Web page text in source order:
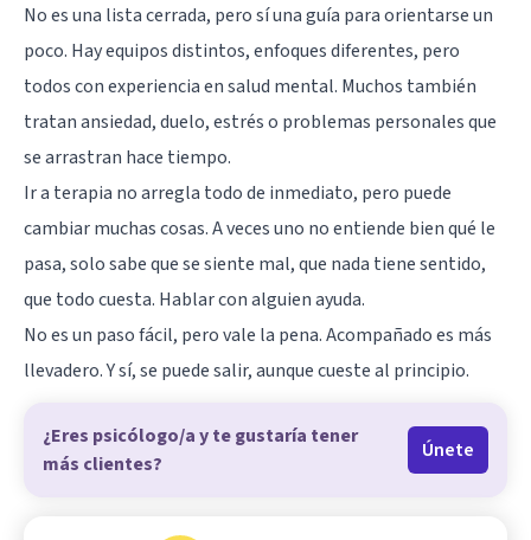
No es una lista cerrada, pero sí una guía para orientarse un
poco. Hay equipos distintos, enfoques diferentes, pero
todos con experiencia en salud mental. Muchos también
tratan ansiedad, duelo, estrés o problemas personales que
se arrastran hace tiempo.
Ir a terapia no arregla todo de inmediato, pero puede
cambiar muchas cosas. A veces uno no entiende bien qué le
pasa, solo sabe que se siente mal, que nada tiene sentido,
que todo cuesta. Hablar con alguien ayuda.
No es un paso fácil, pero vale la pena. Acompañado es más
llevadero. Y sí, se puede salir, aunque cueste al principio.
¿Eres psicólogo/a y te gustaría tener
más clientes?
Únete